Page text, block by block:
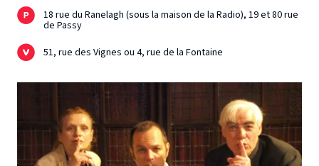
18 rue du Ranelagh (sous la maison de la Radio), 19 et 80 rue
de Passy
51, rue des Vignes ou 4, rue de la Fontaine